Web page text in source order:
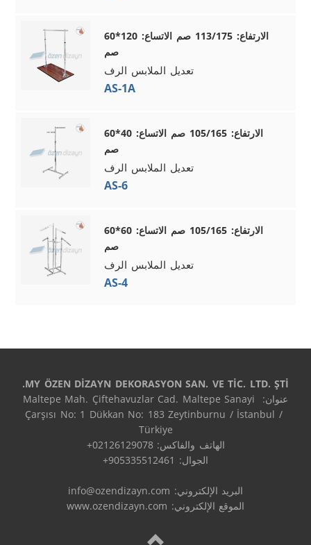
الارتفاع: 113/175 صم الاتساع: 120*60
صم
تعديل الملابس الرف
AS-1A
الارتفاع: 105/165 صم الاتساع: 40*60
صم
تعديل الملابس الرف
AS-6
الارتفاع: 105/165 صم الاتساع: 60*60
صم
تعديل الملابس الرف
AS-4
MY ÖZEN DİZAYN DEKORASYON SAN. VE TİC. LTD. ŞTİ.
عنوان: Maltepe Mah. Çiftehavuzlar Cad. Maltepe Sanayi
Çarşısı No: 1 Dükkan No: 183 Zeytinburnu / İstanbul /
الجوال: 905335512461+
البريد الإلكتروني: info@ozendizayn.com
الموقع الإلكتروني: www.ozendizayn.com